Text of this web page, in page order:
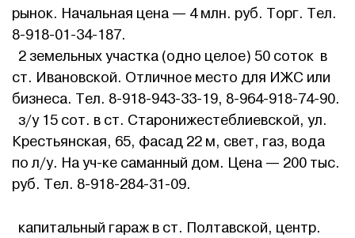
рынок. Начальная цена — 4 млн. руб. Торг. Тел.
8-918-01-34-187.
2 земельных участка (одно целое) 50 соток в
ст. Ивановской. Отличное место для ИЖС или
бизнеса. Тел. 8-918-943-33-19, 8-964-918-74-90.
з/у 15 сот. в ст. Старонижестеблиевской, ул.
Крестьянская, 65, фасад 22 м, свет, газ, вода
по л/у. На уч-ке саманный дом. Цена — 200 тыс.
руб. Тел. 8-918-284-31-09.
капитальный гараж в ст. Полтавской, центр.